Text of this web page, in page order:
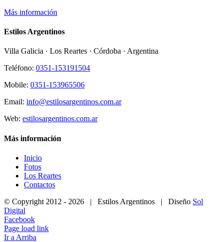
Más información
Estilos Argentinos
Villa Galicia · Los Reartes · Córdoba · Argentina
Teléfono: 0351-153191504
Mobile: 0351-153965506
Email: info@estilosargentinos.com.ar
Web: estilosargentinos.com.ar
Más información
Inicio
Fotos
Los Reartes
Contactos
© Copyright 2012 - 2026 | Estilos Argentinos | Diseño Sol
Digital
Facebook
Page load link
Ir a Arriba